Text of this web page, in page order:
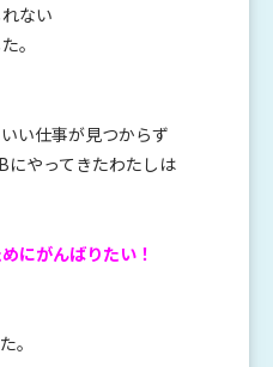
ない
。
い仕事が見つからず
にやってきたわたしは
にがんばりたい！
。